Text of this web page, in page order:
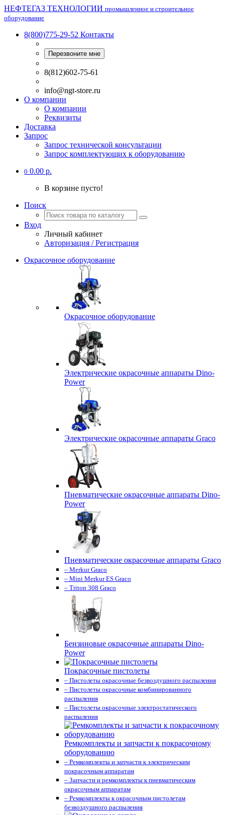
НЕФТЕГАЗ ТЕХНОЛОГИИ промышленное и строительное
оборудование
8(800)775-29-52 Контакты
Перезвоните мне
8(812)602-75-61
info@ngt-store.ru
О компании
О компании
Реквизиты
Доставка
Запрос
Запрос технической консультации
Запрос комплектующих к оборудованию
0 0.00 р.
В корзине пусто!
Поиск
Вход
Личный кабинет
Авторизация / Регистрация
Окрасочное оборудование
Окрасочное оборудование
Электрические окрасочные аппараты Dino-
Power
Электрические окрасочные аппараты Graco
Пневматические окрасочные аппараты Dino-
Power
Пневматические окрасочные аппараты Graco
– Merkur Graco
– Mini Merkur ES Graco
– Triton 308 Graco
Бензиновые окрасочные аппараты Dino-
Power
Покрасочные пистолеты
– Пистолеты окрасочные безвоздушного распыления
– Пистолеты окрасочные комбинированного
распыления
– Пистолеты окрасочные электростатического
распыления
Ремкомплекты и запчасти к покрасочному
оборудованию
– Ремкомплекты и запчасти к электрическим
покрасочным аппаратам
– Запчасти и ремкомплекты к пневматическим
окрасочным аппаратам
– Ремкомплекты к окрасочным пистолетам
безвоздушного распыления